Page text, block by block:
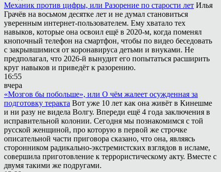
Механик против цифры, или Разорение по старости лет Илья
Грачёв на восьмом десятке лет и не думал становиться
уверенным интернет-пользователем. Ему хватало тех
навыков, которые она освоил ещё в 2020-м, когда поменял
кнопочный телефон на смартфон, чтобы по видео беседовать
с закрывшимися от коронавируса детьми и внуками. Не
предполагал, что 2026-й вынудит его попытаться расширить
круг навыков и приведёт к разорению.
16:55
вчера
«Мозгов бы побольше», или О чём жалеет осужденная за
подготовку теракта Вот уже 10 лет как она живёт в Кинешме
и ни разу не видела Волгу. Впереди ещё 4 года заключения в
исправительной колонии. Сегодня мы познакомимся с той
русской женщиной, про которую в первой же строчке
описательной части приговора сказано, что она, являясь
сторонником радикально-экстремистских взглядов в исламе,
совершила приготовление к террористическому акту. Вместе с
двумя такими же подругами.